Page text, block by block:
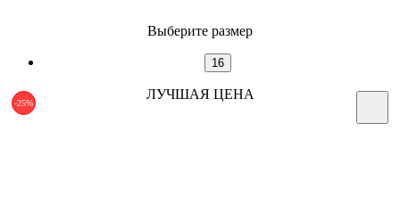
Выберите размер
16
-25%
ЛУЧШАЯ ЦЕНА